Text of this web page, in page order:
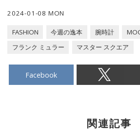
2024-01-08 MON
FASHION 今週の逸本 腕時計
フランク ミュラー
マスター スクエア
Facebook
関連記事